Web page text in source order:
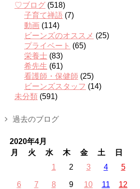
♡ブログ (518)
子育て禅語 (7)
動画 (114)
ビーンズのオススメ (25)
プライベート (65)
栄養士 (83)
希先生 (61)
看護師・保健師 (25)
ビーンズスタッフ (14)
未分類 (591)
過去のブログ
2020年4月
月
火 水 木 金 土
日
1
2 3 4 5
6 7 8 9 10 11 12